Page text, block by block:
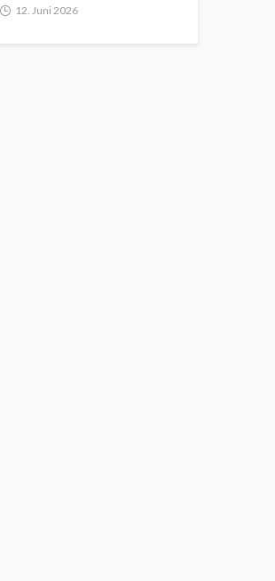
12. Juni 2026